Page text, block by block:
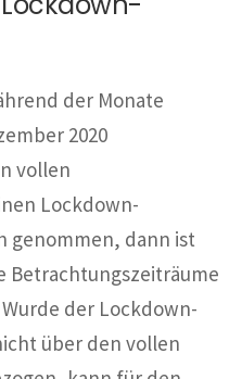
der Monate
2020
vollen
Lockdown-
genommen, dann ist
Betrachtungszeiträume
der Lockdown-
über den vollen